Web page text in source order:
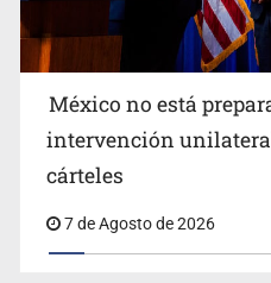
Desapariciones en Jalisco,
México no está
intervención
cárteles
7 de Agosto de 2026